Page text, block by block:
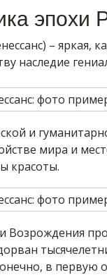
эпохи
– яркая,
наследие
и
мира и
красоты.
Возрождения
в первую